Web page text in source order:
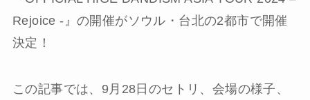
Rejoice -』の開催がソウル・台北の2都市で開催
決定！
この記事では、9月28日のセトリ、会場の様子、